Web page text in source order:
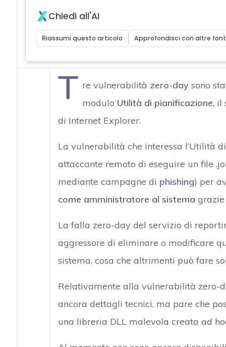
Chiedi all'AI
Riassumi questo articolo Approfondisci con altre
T re vulnerabilità zero-daysono
modulo Utilità di pianificazione, il
di Internet Explorer.
La vulnerabilità che interessa l’Utilità
attaccante remoto di eseguire un file
mediante campagne di phishing) per
come amministratore al sistema grazie
La falla zero-day del servizio di
aggressore di eliminare o modificare
sistema, cosa che altrimenti può fare
Relativamente alla vulnerabilità zero-
ancora dettagli tecnici, ma pare che
una libreria DLL malevola creata ad
Attacchi